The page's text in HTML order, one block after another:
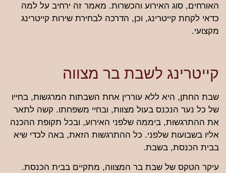
האורחים, סוג האירוע והכשרות. מאמר זה ירחיב על למה
כדאי לקחת קייטרינג, וכן, הדרכה לבחירת שירות קייטרינג
מקצועי.
קייטרינג לשבת בר מצווה
שבת החתן, היא ללא עוררין אחת השבתות המרגשות, בחייו
של כל נער הנכנס בעול מצוות, ובחיי משפחתו. קשה לתאר
את ההתרגשות, ביממה שלפני האירוע, ובכל תקופת ההכנה
אליו בשבועות שלפני. כל ההתרגשות הזאת, באה לכדי שיא
בבית הכנסת, בשבת.
עיקר הטקס של שבת בר המצווה, מתקיים בבית הכנסת.